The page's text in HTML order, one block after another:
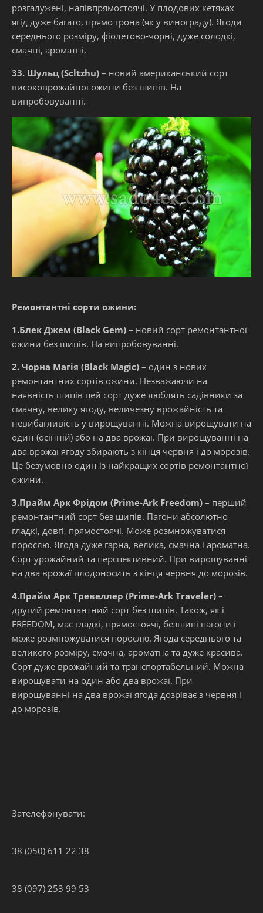
розгалужені, напівпрямостоячі. У плодових кетяхах
ягід дуже багато, прямо грона (як у винограду). Ягоди
середнього розміру, фіолетово-чорні, дуже солодкі,
смачні, ароматні.
33. Шульц (Scltzhu) – новий американський сорт
високоврожайної ожини без шипів. На
випробовуванні.
Ремонтантні сорти ожини:
1.Блек Джем (Black Gem) – новий сорт ремонтантної
ожини без шипів. На випробовуванні.
2. Чорна Магія (Black Magic) – один з нових
ремонтантних сортів ожини. Незважаючи на
наявність шипів цей сорт дуже люблять садівники за
смачну, велику ягоду, величезну врожайність та
невибагливість у вирощуванні. Можна вирощувати на
один (осінній) або на два врожаї. При вирощуванні на
два врожаї ягоду збирають з кінця червня і до морозів.
Це безумовно один із найкращих сортів ремонтантної
ожини.
3.Прайм Арк Фрідом (Prime-Ark Freedom) – перший
ремонтантний сорт без шипів. Пагони абсолютно
гладкі, довгі, прямостоячі. Може розмножуватися
порослю. Ягода дуже гарна, велика, смачна і ароматна.
Сорт урожайний та перспективний. При вирощуванні
на два врожаї плодоносить з кінця червня до морозів.
4.Прайм Арк Тревеллер (Prime-Ark Traveler) –
другий ремонтантний сорт без шипів. Також, як і
FREEDOM, має гладкі, прямостоячі, безшипі пагони і
може розмножуватися порослю. Ягода середнього та
великого розміру, смачна, ароматна та дуже красива.
Сорт дуже врожайний та транспортабельний. Можна
вирощувати на один або два врожаї. При
вирощуванні на два врожаї ягода дозріває з червня і
до морозів.
Зателефонувати:
38 (050) 611 22 38
38 (097) 253 99 53